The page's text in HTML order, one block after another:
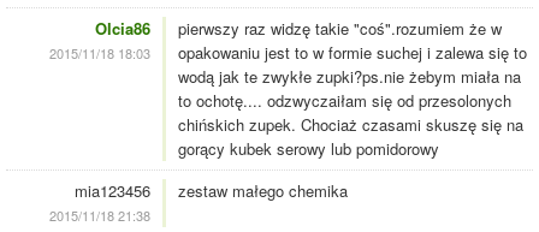
Olcia86
2015/11/18 18:03
pierwszy raz widzę takie "coś".rozumiem że w
opakowaniu jest to w formie suchej i zalewa się to
wodą jak te zwykłe zupki?ps.nie żebym miała na
to ochotę.... odzwyczaiłam się od przesolonych
chińskich zupek. Chociaż czasami skuszę się na
gorący kubek serowy lub pomidorowy
mia123456
2015/11/18 21:38
zestaw małego chemika